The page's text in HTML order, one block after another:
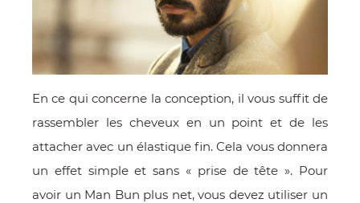
En ce qui concerne la conception, il vous suffit de
rassembler les cheveux en un point et de les
attacher avec un élastique fin. Cela vous donnera
un effet simple et sans « prise de tête ». Pour
avoir un Man Bun plus net, vous devez utiliser un